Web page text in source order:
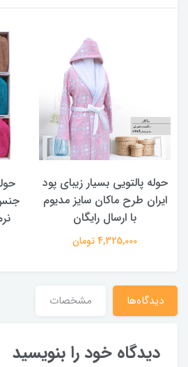
حوله پالتویی بسیار زیبای پود
ایران طرح ماکان سایز مدیوم
با ارسال رایگان
4,325,000 تومان
دیدگاه‌ها مشخصات
دیدگاه خود را بنویسید